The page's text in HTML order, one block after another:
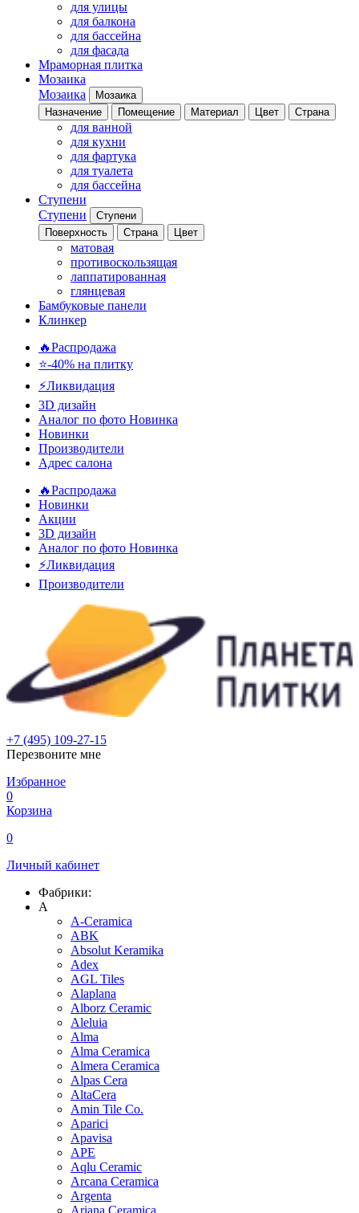
для улицы
для балкона
для бассейна
для фасада
Мраморная плитка
Мозаика
Мозаика
Мозаика
Назначение
Помещение Материал Цвет Страна
для ванной
для кухни
для фартука
для туалета
для бассейна
Ступени
Ступени
Ступени
Поверхность
Страна Цвет
матовая
противоскользящая
лаппатированная
глянцевая
Бамбуковые панели
Клинкер
🔥Распродажа
⭐-40% на плитку
⚡️Ликвидация
3D дизайн
Аналог по фото Новинка
Новинки
Производители
Адрес салона
🔥Распродажа
Новинки
Акции
3D дизайн
Аналог по фото Новинка
⚡Ликвидация
Производители
+7 (495) 109-27-15
Перезвоните мне
Избранное
0
Корзина
0
Личный кабинет
Фабрики:
A
A-Ceramica
ABK
Absolut Keramika
Adex
AGL Tiles
Alaplana
Alborz Ceramic
Aleluia
Alma
Alma Ceramica
Almera Ceramica
Alpas Cera
AltaCera
Amin Tile Co.
Aparici
Apavisa
APE
Aqlu Ceramic
Arcana Ceramica
Argenta
Ariana Ceramica